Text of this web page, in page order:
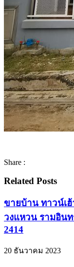
Share :
Related Posts
ขายบ้าน ทาวน์เ
วงแหวน รามอินท
2414
20 ธันวาคม 2023